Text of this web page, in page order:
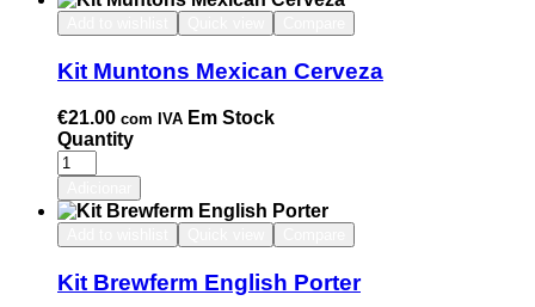
Kit Muntons Mexican Cerveza
€21.00 com IVA Em Stock
Quantity
Kit Brewferm English Porter